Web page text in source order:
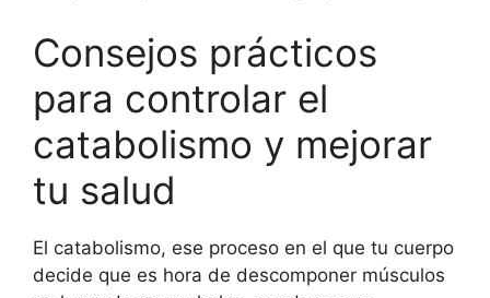
Consejos prácticos
para controlar el
catabolismo y mejorar
tu salud
El catabolismo, ese proceso en el que tu cuerpo
decide que es hora de descomponer músculos